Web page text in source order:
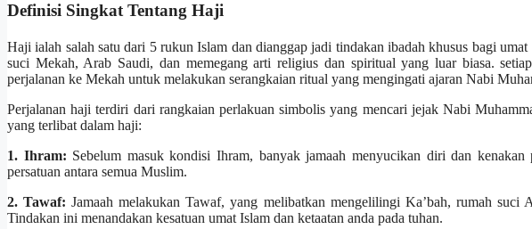
Definisi Singkat Tentang Haji
Haji ialah salah satu dari 5 rukun Islam dan dianggap jadi tindakan ibadah khusus bagi
suci Mekah, Arab Saudi, dan memegang arti religius dan spiritual yang luar biasa.
perjalanan ke Mekah untuk melakukan serangkaian ritual yang mengingati ajaran Nabi
Perjalanan haji terdiri dari rangkaian perlakuan simbolis yang mencari jejak Nabi
yang terlibat dalam haji:
1. Ihram: Sebelum masuk kondisi Ihram, banyak jamaah menyucikan diri dan
persatuan antara semua Muslim.
2. Tawaf: Jamaah melakukan Tawaf, yang melibatkan mengelilingi Ka’bah, rumah
Tindakan ini menandakan kesatuan umat Islam dan ketaatan anda pada tuhan.